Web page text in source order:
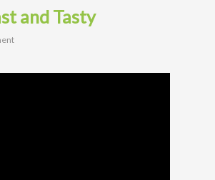
and Tasty